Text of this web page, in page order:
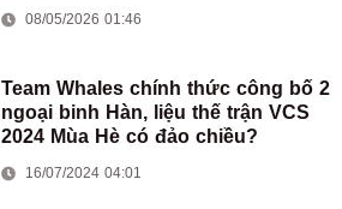
08/05/2026 01:46
Team Whales chính thức công bố 2
ngoại binh Hàn, liệu thế trận VCS
2024 Mùa Hè có đảo chiều?
16/07/2024 04:01